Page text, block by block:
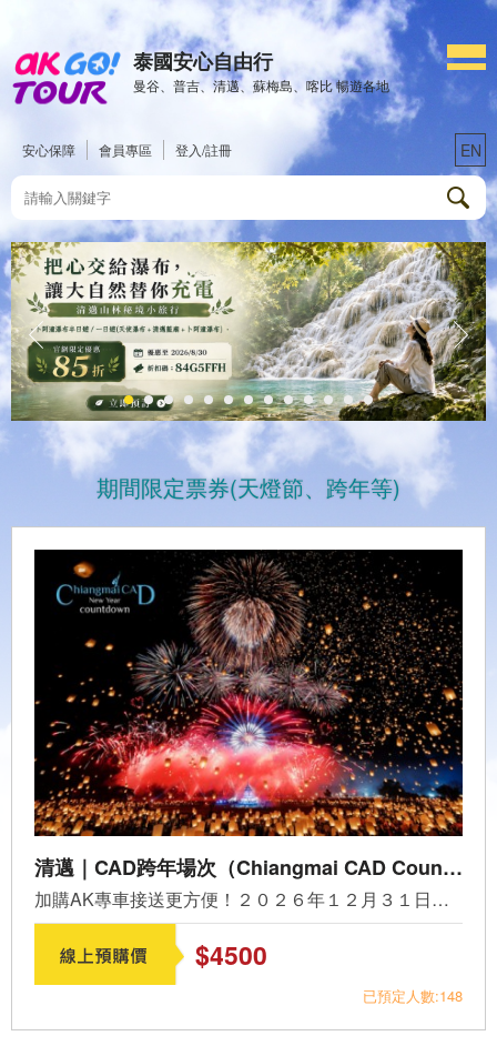
泰國安心自由行
曼谷、普吉、清邁、蘇梅島、喀比 暢遊各地
安心保障 會員專區 登入/註冊 EN
期間限定票券(天燈節、跨年等)
清邁｜CAD跨年場次（Chiangmai CAD Countdown to 2027）
加購AK專車接送更方便！２０２６年１２月３１日限定，泰北規...
$4500
已預定人數:148